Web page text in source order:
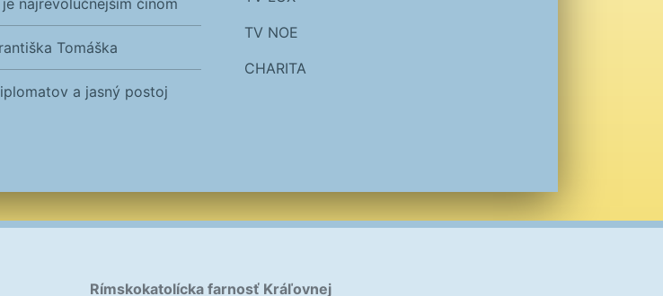
najrevolučnejším činom
Tomáška
a jasný postoj
TV NOE
CHARITA
Rímskokatolícka farnosť Kráľovnej